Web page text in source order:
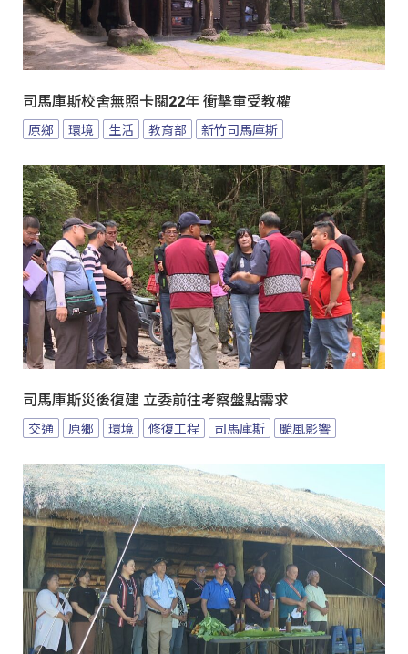
司馬庫斯校舍無照卡關22年 衝擊童受教權
原鄉 環境 生活 教育部 新竹司馬庫斯
司馬庫斯災後復建 立委前往考察盤點需求
交通 原鄉 環境 修復工程 司馬庫斯 颱風影響